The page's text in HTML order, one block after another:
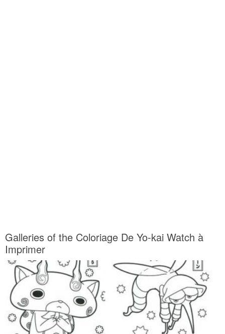
Galleries of the Coloriage De Yo-kai Watch à
Imprimer